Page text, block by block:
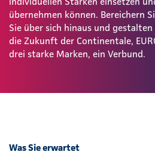
übernehmen können. Bereichern
Sie über sich hinaus und
die Zukunft der Continentale,
drei starke Marken, ein Verbund.
Was Sie erwartet